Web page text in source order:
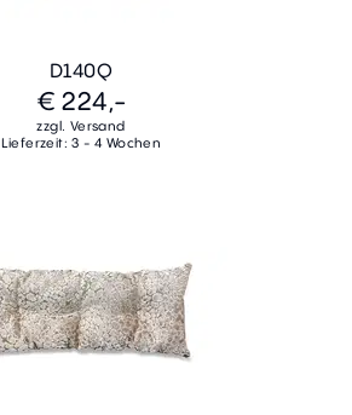
D140Q
€ 224,-
zzgl. Versand
Lieferzeit: 3 - 4 Wochen